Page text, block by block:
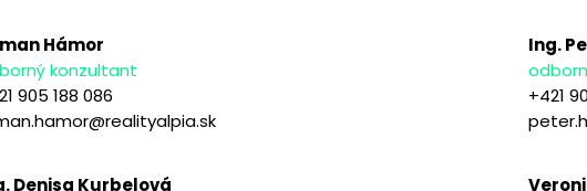
Hámor
konzultant
905 188 086
Ing.
+421
Denisa Kurbelová